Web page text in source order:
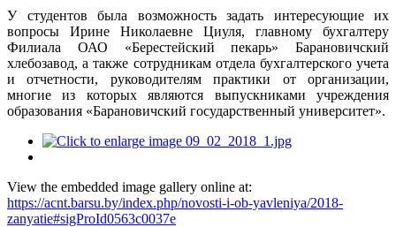
У студентов была возможность задать интересующие их
вопросы Ирине Николаевне Циуля, главному бухгалтеру
Филиала ОАО «Берестейский пекарь» Барановичский
хлебозавод, а также сотрудникам отдела бухгалтерского учета
и отчетности, руководителям практики от организации,
многие из которых являются выпускниками учреждения
образования «Барановичский государственный университет».
View the embedded image gallery online at:
https://acnt.barsu.by/index.php/novosti-i-ob-yavleniya/2018-
zanyatie#sigProId0563c0037e